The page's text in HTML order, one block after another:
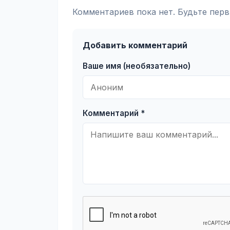
Комментариев пока нет. Будьте
Добавить комментарий
Ваше имя (необязательно)
Комментарий *